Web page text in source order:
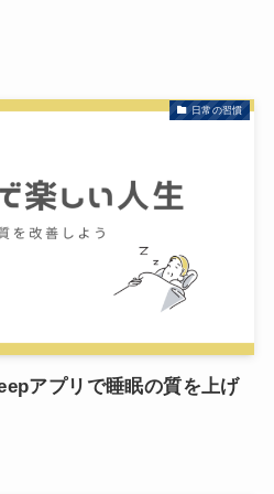
日常の習慣
アプリで睡眠の質を上げ